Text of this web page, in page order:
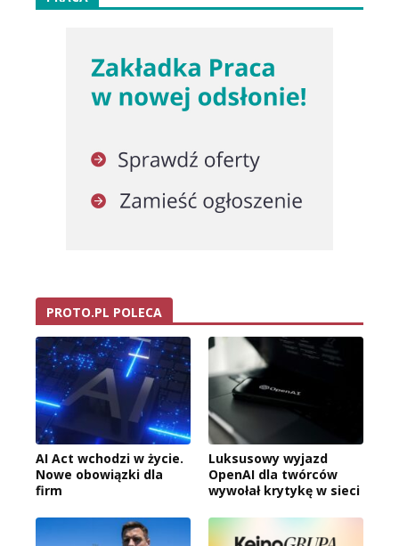
PROTO.PL POLECA
AI Act wchodzi w życie.
Nowe obowiązki dla
firm
Luksusowy wyjazd
OpenAI dla twórców
wywołał krytykę w sieci